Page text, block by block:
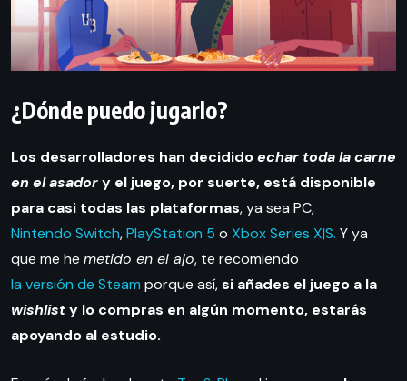
¿Dónde puedo jugarlo?
Los desarrolladores han decididoechar toda la carne
en el asadory el juego, por suerte, está disponible
para casi todas las plataformas, ya sea PC,
Nintendo Switch,PlayStation 5 o Xbox Series X|S. Y ya
que me he metido en el ajo, te recomiendo
la versión de Steam porque así,si añades el juego a la
wishlisty lo compras en algún momento, estarás
apoyando al estudio.